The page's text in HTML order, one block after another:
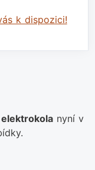
k dispozici!
nyní v